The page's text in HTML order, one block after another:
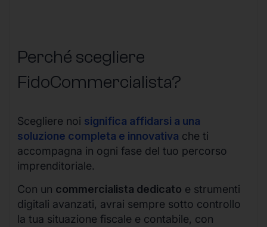
Perché scegliere
FidoCommercialista?
Scegliere noi significa affidarsi a una
soluzione completa e innovativa che ti
accompagna in ogni fase del tuo percorso
imprenditoriale.
Con un commercialista dedicato e strumenti
digitali avanzati, avrai sempre sotto controllo
la tua situazione fiscale e contabile, con